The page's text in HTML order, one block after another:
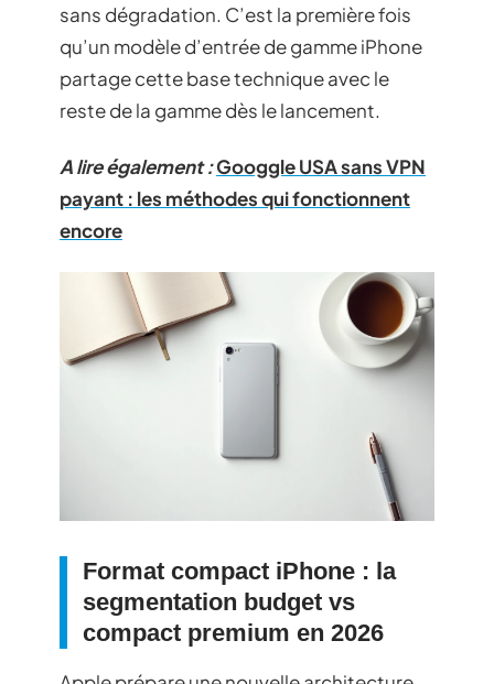
sans dégradation. C’est la première fois
qu’un modèle d’entrée de gamme iPhone
partage cette base technique avec le
reste de la gamme dès le lancement.
A lire également :Googgle USA sans VPN
payant : les méthodes qui fonctionnent
encore
Format compact iPhone : la
segmentation budget vs
compact premium en 2026